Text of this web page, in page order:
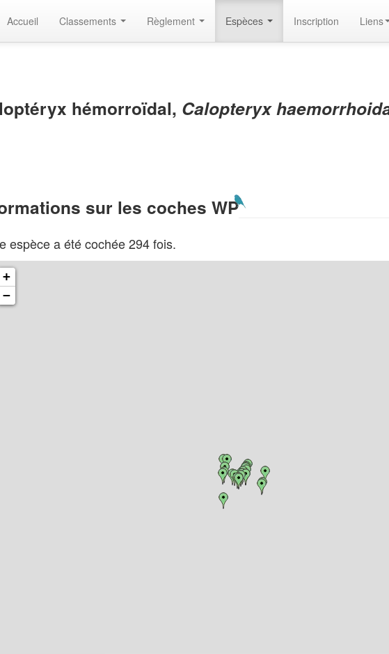
Accueil Classements Règlement Espèces Inscription Liens
hémorroïdal, Calopteryx
sur les coches WP
espèce a été cochée 294 fois.
+
−